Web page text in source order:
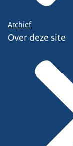
Archief
Over deze site